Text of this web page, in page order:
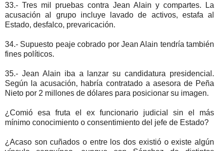
33.- Tres mil pruebas contra Jean Alain y compartes. La
acusación al grupo incluye lavado de activos, estafa al
Estado, desfalco, prevaricación.
34.- Supuesto peaje cobrado por Jean Alain tendría también
fines políticos.
35.- Jean Alain iba a lanzar su candidatura presidencial.
Según la acusación, habría contratado a asesora de Peña
Nieto por 2 millones de dólares para posicionar su imagen.
¿Comió esa fruta el ex funcionario judicial sin el más
mínimo conocimiento o consentimiento del jefe de Estado?
¿Acaso son cuñados o entre los dos existió o existe algún